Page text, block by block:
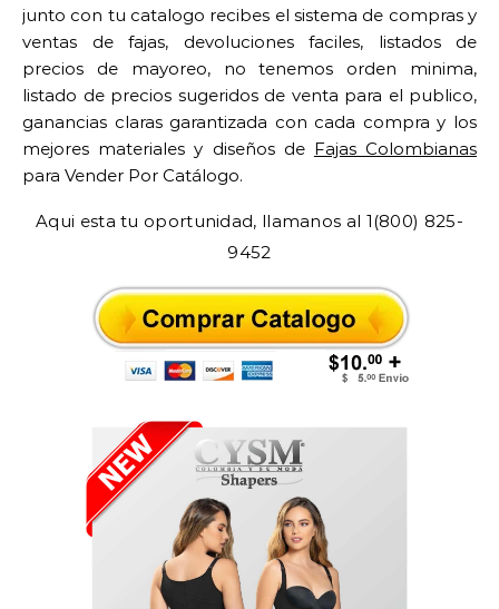
junto con tu catalogo recibes el sistema de compras y
ventas de fajas, devoluciones faciles, listados de
precios de mayoreo, no tenemos orden minima,
listado de precios sugeridos de venta para el publico,
ganancias claras garantizada con cada compra y los
mejores materiales y diseños de Fajas Colombianas
para Vender Por Catálogo.
Aqui esta tu oportunidad, llamanos al 1(800) 825-
9452